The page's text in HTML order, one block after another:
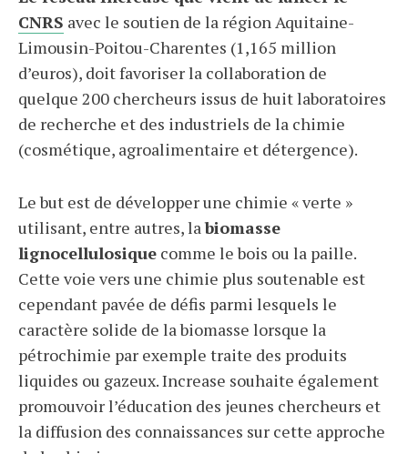
CNRS avec le soutien de la région Aquitaine-
Limousin-Poitou-Charentes (1,165 million
d’euros), doit favoriser la collaboration de
quelque 200 chercheurs issus de huit laboratoires
de recherche et des industriels de la chimie
(cosmétique, agroalimentaire et détergence).
Le but est de développer une chimie « verte »
utilisant, entre autres, labiomasse
lignocellulosique comme le bois ou la paille.
Cette voie vers une chimie plus soutenable est
cependant pavée de défis parmi lesquels le
caractère solide de la biomasse lorsque la
pétrochimie par exemple traite des produits
liquides ou gazeux. Increase souhaite également
promouvoir l’éducation des jeunes chercheurs et
la diffusion des connaissances sur cette approche